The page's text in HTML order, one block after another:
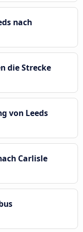
nach
die Strecke
von Leeds
Carlisle